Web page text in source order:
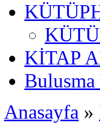
KİTAP
Bulusma
Anasayfa »